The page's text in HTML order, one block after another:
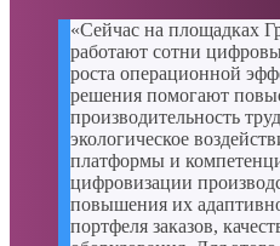
«Сейчас на
работают сотни
роста операционной
решения помогают
производительность
экологическое
платформы и
цифровизации
повышения их
портфеля заказов,